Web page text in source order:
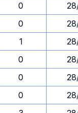
0
0
1
0
0
0